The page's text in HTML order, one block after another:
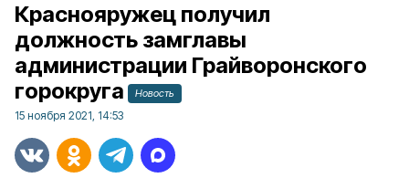
Краснояружец получил
должность замглавы
администрации Грайворонского
горокруга
Новость
15 ноября 2021, 14:53